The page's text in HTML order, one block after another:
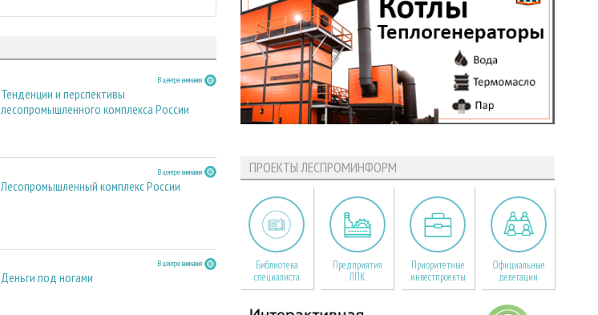
В центре внимания
Тенденции и перспективы
лесопромышленного комплекса России
В центре внимания
Лесопромышленный комплекс России
В центре внимания
Деньги под ногами
ПРОЕКТЫ ЛЕСПРОМИНФОРМ
Библиотека
специалиста
Предприятия
ЛПК
Приоритетные
инвестпроекты
Официальные
делегации